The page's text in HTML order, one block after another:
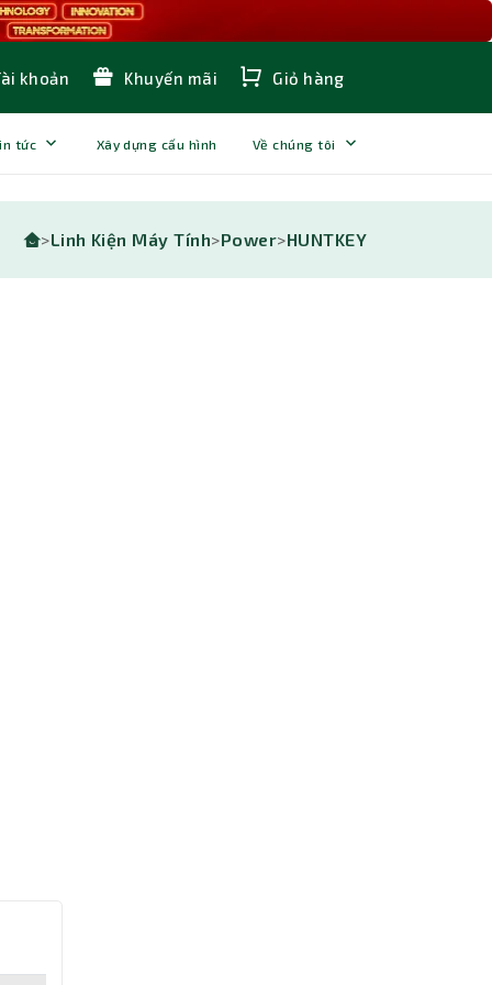
khoản Khuyến mãi Giỏ hàng
tức Xây dựng cấu hình Về chúng tôi
>Linh Kiện Máy Tính>Power>HUNTKEY